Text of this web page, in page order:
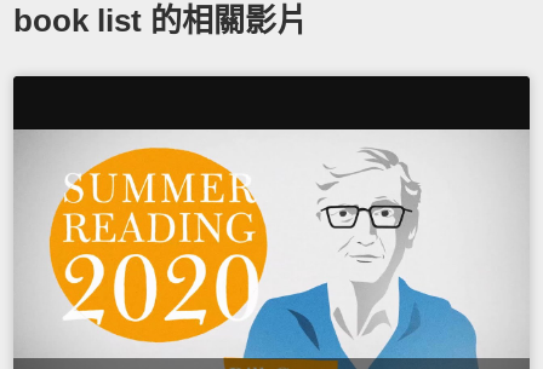
book list 的相關影片